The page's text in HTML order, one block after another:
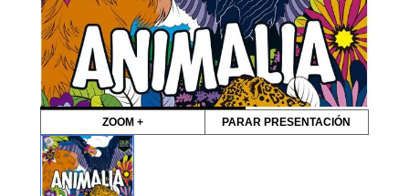
ZOOM + PARAR PRESENTACIÓN